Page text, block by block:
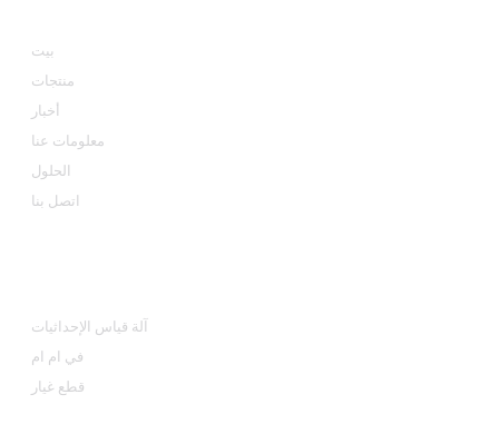
بيت
منتجات
أخبار
معلومات عنا
الحلول
اتصل بنا
آلة قياس الإحداثيات
في ام ام
قطع غيار